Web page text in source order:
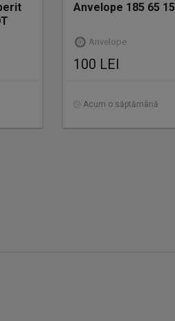
Anvelope 185 65 15
Anvelope
100 LEI
Acum o săptămână